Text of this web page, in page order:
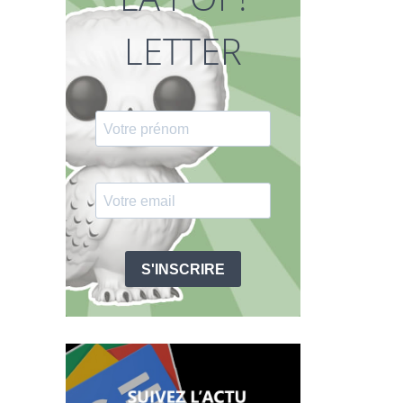
LETTER
S'INSCRIRE